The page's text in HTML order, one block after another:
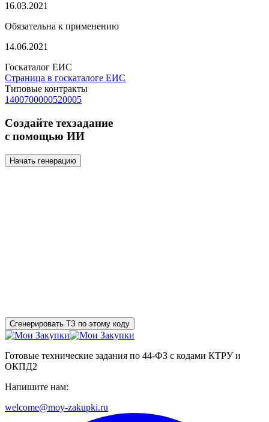
16.03.2021
Обязательна к применению
14.06.2021
Госкаталог ЕИС
Страница в госкаталоге ЕИС
Типовые контракты
1400700000520005
Создайте техзадание
с помощью ИИ
Начать генерацию
Сгенерировать ТЗ по этому коду
Готовые технические задания по 44-ФЗ с кодами КТРУ и
ОКПД2
Напишите нам:
welcome@moy-zakupki.ru